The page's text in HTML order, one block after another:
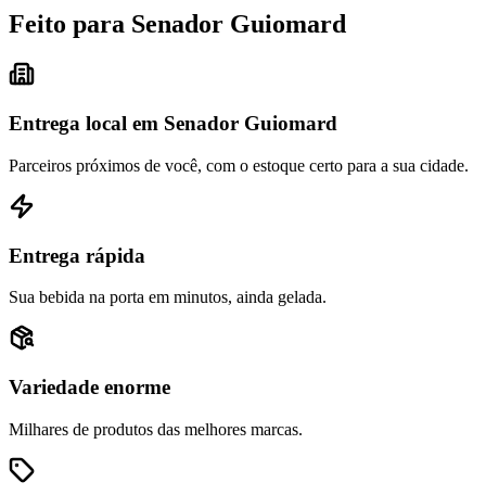
Feito para Senador Guiomard
Entrega local em Senador Guiomard
Parceiros próximos de você, com o estoque certo para a sua cidade.
Entrega rápida
Sua bebida na porta em minutos, ainda gelada.
Variedade enorme
Milhares de produtos das melhores marcas.